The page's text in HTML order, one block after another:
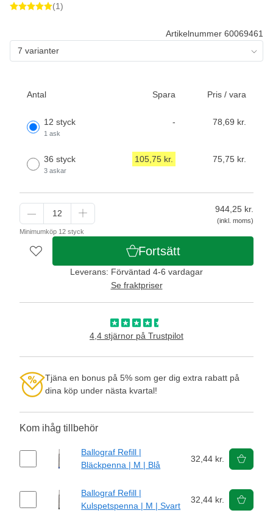
Artikelnummer 60069461
7 varianter
Antal Spara Pris / vara
12 styck
1 ask
- 78,69 kr.
36 styck
3 askar
105,75 kr. 75,75 kr.
Minimumköp 12 styck
944,25 kr.
(inkl. moms)
Fortsätt
Leverans: Förväntad 4-6 vardagar
Se fraktpriser
4,4 stjärnor på Trustpilot
Tjäna en bonus på 5% som ger dig extra rabatt på
dina köp under nästa kvartal!
Kom ihåg tillbehör
Ballograf Refill |
Bläckpenna | M | Blå
32,44 kr.
Ballograf Refill |
Kulspetspenna | M | Svart
32,44 kr.
(1)